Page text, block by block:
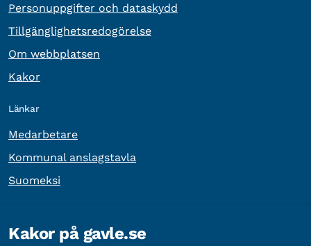
Personuppgifter och dataskydd
Tillgänglighetsredogörelse
Om webbplatsen
Kakor
Länkar
Medarbetare
Kommunal anslagstavla
Suomeksi
Organisationsnummer: 212000-2338
Kakor på gavle.se